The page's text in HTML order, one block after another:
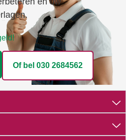
Of bel 030 2684562​